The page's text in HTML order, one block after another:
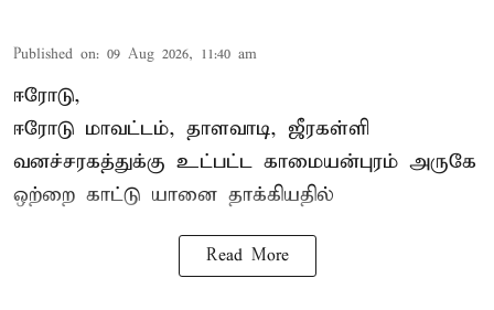
Published on: 09 Aug 2026, 11:40 am
ஈரோடு,
ஈரோடு மாவட்டம், தாளவாடி, ஜீரகள்ளி
வனச்சரகத்துக்கு உட்பட்ட காமையன்புரம் அருகே
ஒற்றை காட்டு யானை தாக்கியதில்
Read More